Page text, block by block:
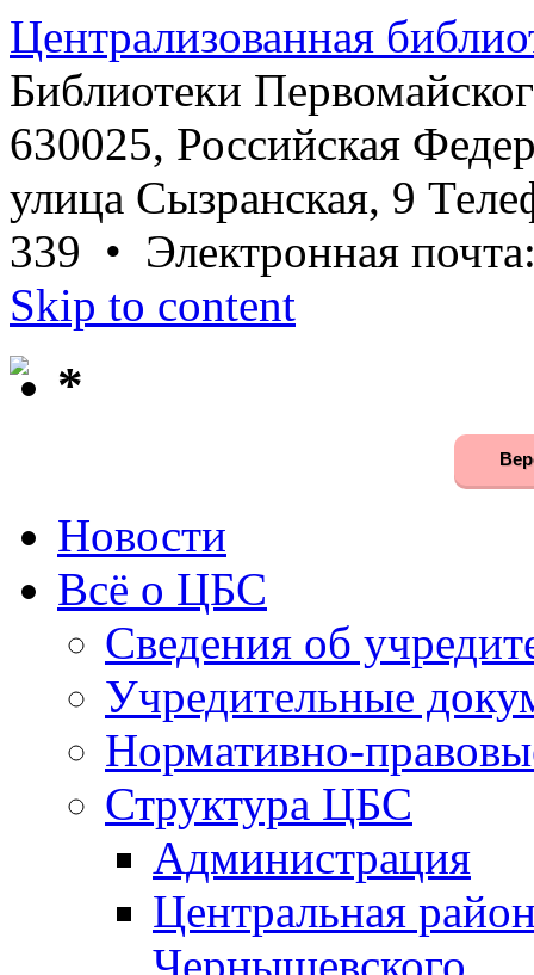
Централизованная
Библиотеки
630025, Российская
улица Сызранская, 9
339 • Электронная
Skip to content
*
Новости
Всё о ЦБС
Сведения об
Учредительные
Нормативно-
Структура ЦБС
Администрация
Центральная
Чернышевского